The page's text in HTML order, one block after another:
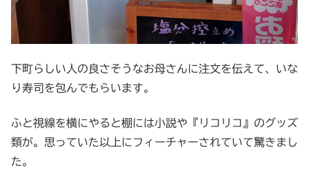
下町らしい人の良さそうなお母さんに注文を伝えて、いな
り寿司を包んでもらいます。
ふと視線を横にやると棚には小説や『リコリコ』のグッズ
類が。思っていた以上にフィーチャーされていて驚きまし
た。